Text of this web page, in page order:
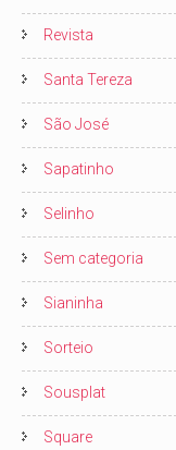
Revista
Santa Tereza
São José
Sapatinho
Selinho
Sem categoria
Sianinha
Sorteio
Sousplat
Square